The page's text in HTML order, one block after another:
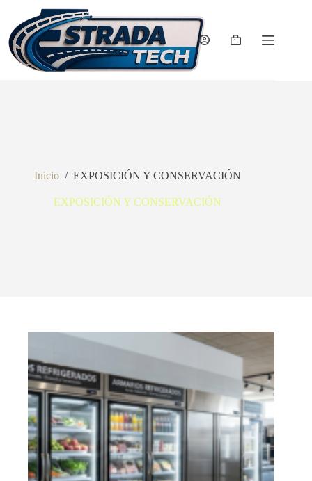
contenido
Carro
Inicio / EXPOSICIÓN Y CONSERVACIÓN
EXPOSICIÓN Y CONSERVACIÓN